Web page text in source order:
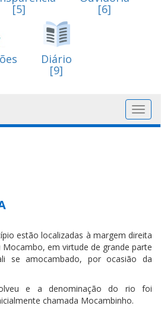
[5] [6]
Diário
[9]
estão localizadas à margem direita
em virtude de grande parte
se amocambado, por ocasião da
e a denominação do rio foi
chamada Mocambinho.